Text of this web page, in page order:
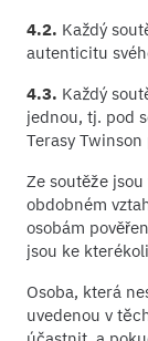
4.2. Každý
autenticitu
4.3. Každý
jednou, tj. pod
Terasy
Ze soutěže
obdobném
osobám
jsou ke
Osoba, která
uvedenou v